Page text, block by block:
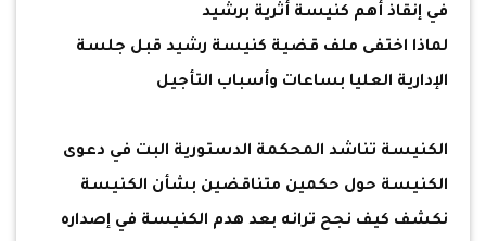
في إنقاذ أهم كنيسة أثرية برشيد
لماذا اختفى ملف قضية كنيسة رشيد قبل جلسة
الإدارية العليا بساعات وأسباب التأجيل
الكنيسة تناشد المحكمة الدستورية البت في دعوى
الكنيسة حول حكمين متناقضين بشأن الكنيسة
نكشف كيف نجح ترانه بعد هدم الكنيسة في إصداره